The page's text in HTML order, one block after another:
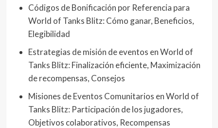
Códigos de Bonificación por Referencia para
World of Tanks Blitz: Cómo ganar, Beneficios,
Elegibilidad
Estrategias de misión de eventos en World of
Tanks Blitz: Finalización eficiente, Maximización
de recompensas, Consejos
Misiones de Eventos Comunitarios en World of
Tanks Blitz: Participación de los jugadores,
Objetivos colaborativos, Recompensas